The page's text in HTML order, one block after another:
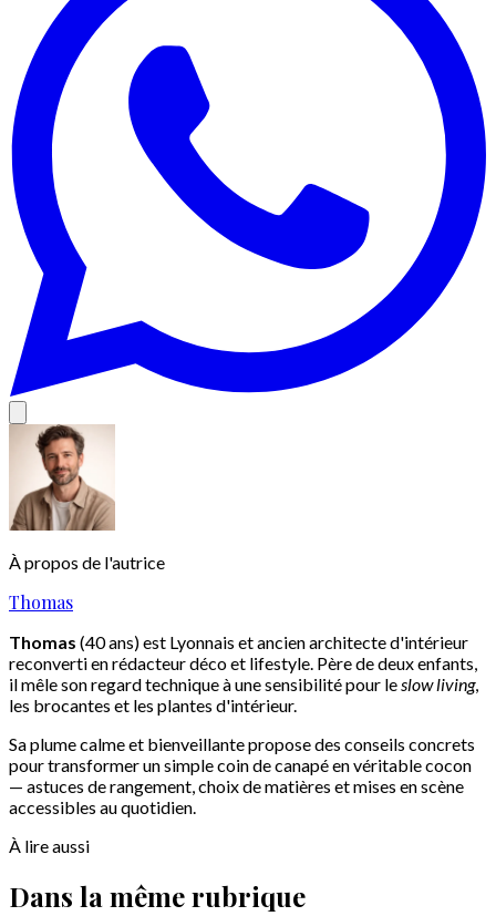
À propos de l'autrice
Thomas
Thomas (40 ans) est Lyonnais et ancien architecte d'intérieur
reconverti en rédacteur déco et lifestyle. Père de deux enfants,
il mêle son regard technique à une sensibilité pour leslow living,
les brocantes et les plantes d'intérieur.
Sa plume calme et bienveillante propose des conseils concrets
pour transformer un simple coin de canapé en véritable cocon
— astuces de rangement, choix de matières et mises en scène
accessibles au quotidien.
À lire aussi
Dans la même rubrique